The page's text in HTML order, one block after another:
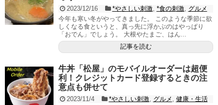
2023/12/16 *やさしい刺激, *食の刺激, グルメ
今年も寒い冬がやってきました。 このような季節に欲
しくなる食というと、真っ先に浮かぶのはやっぱり
「おでん」でしょう。 大根やたまご、はん...
記事を読む
牛丼「松屋」のモバイルオーダーは超便
利！クレジットカード登録するときの注
意点も併せて
2023/11/4 *やさしい刺激, グルメ , 健康・生活